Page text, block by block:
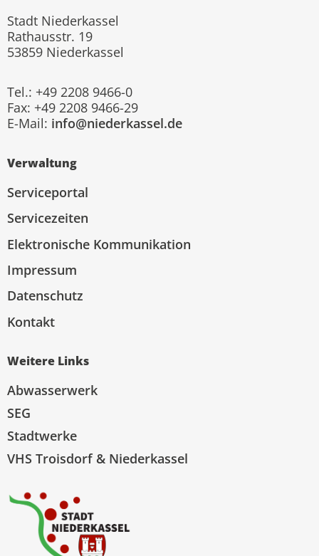
Stadt Niederkassel
Rathausstr. 19
53859 Niederkassel
Tel.: +49 2208 9466-0
Fax: +49 2208 9466-29
E-Mail: info@niederkassel.de
Verwaltung
Serviceportal
Servicezeiten
Elektronische Kommunikation
Impressum
Datenschutz
Kontakt
Weitere Links
Abwasserwerk
SEG
Stadtwerke
VHS Troisdorf & Niederkassel